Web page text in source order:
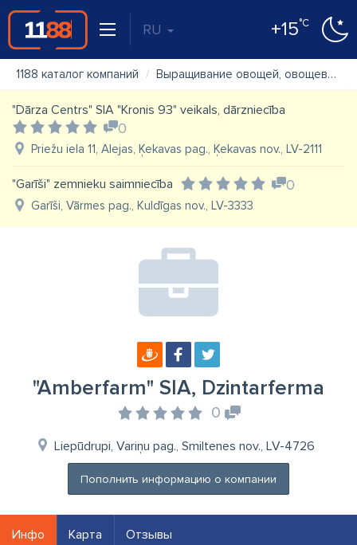
RU +15°C
1188 каталог компаний Выращивание овощей, овощеводство
"Dārza Centrs" SIA "Kronis 93" veikals, dārzniecība
0
Priežu iela 11, Alejas, Ķekavas pag., Ķekavas nov., LV-2111
"Garīši" zemnieku saimniecība 0
Garīši, Vārmes pag., Kuldīgas nov., LV-3333
"Amberfarm" SIA, Dzintarferma
0
Liepūdrupi, Variņu pag., Smiltenes nov., LV-4726
Пополнить информацию о компании
Инфо Карта Отзывы